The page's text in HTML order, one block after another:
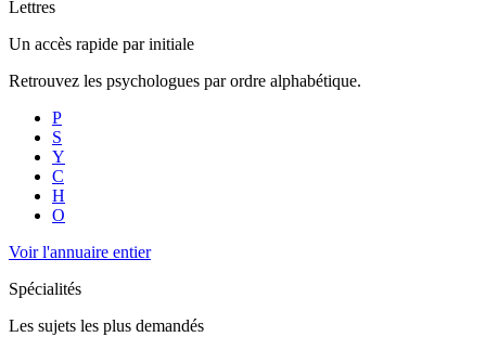
Lettres
Un accès rapide par initiale
Retrouvez les psychologues par ordre alphabétique.
P
S
Y
C
H
O
Voir l'annuaire entier
Spécialités
Les sujets les plus demandés